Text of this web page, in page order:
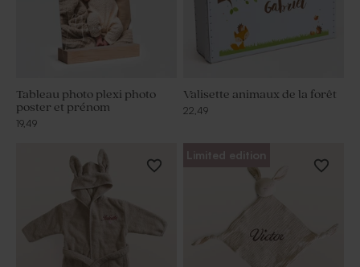
Tableau photo plexi photo
poster et prénom
19,49
Valisette animaux de la forêt
22,49
Limited edition